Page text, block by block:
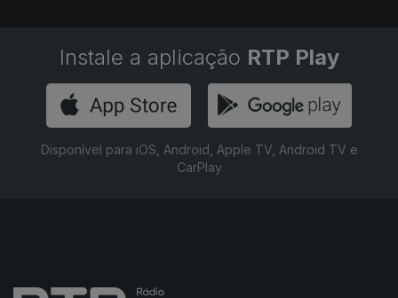
Instale a aplicação RTP Play
Disponível para iOS, Android, Apple TV, Android TV e
CarPlay